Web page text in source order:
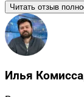
Читать отзыв
Илья